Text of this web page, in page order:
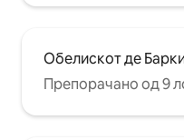
Обелискот де
Препорачано од 9